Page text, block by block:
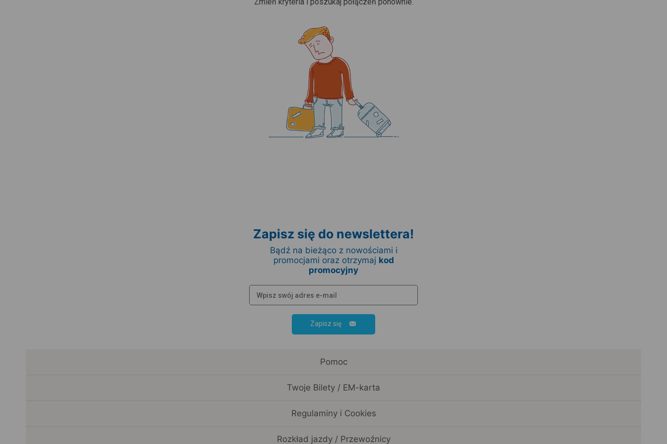
Zapisz się do newslettera!
Bądź na bieżąco z nowościami i
promocjami oraz otrzymaj kod
promocyjny
Zapisz się
Pomoc
Twoje Bilety / EM-karta
Regulaminy i Cookies
Rozkład jazdy / Przewoźnicy